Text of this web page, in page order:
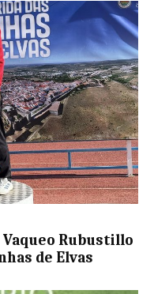
Rubustillo
de Elvas